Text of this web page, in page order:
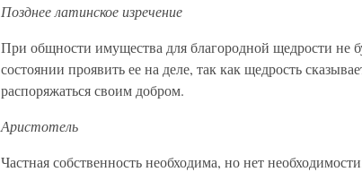
Позднее латинское изречение
При общности имущества для благородной щедрости не
состоянии проявить ее на деле, так как щедрость
распоряжаться своим добром.
Аристотель
Частная собственность необходима, но нет